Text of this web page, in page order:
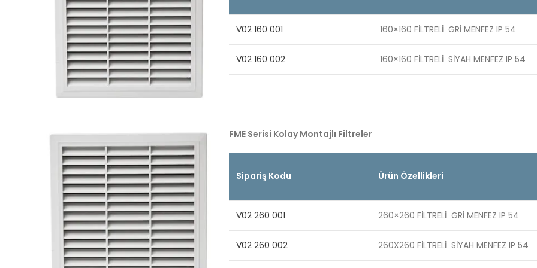
V02 160 001 160×160 FİLTRELİ GRİ MENFEZ IP 54
V02 160 002 160×160 FİLTRELİ SİYAH MENFEZ IP 54
FME Serisi Kolay Montajlı Filtreler
Sipariş Kodu Ürün Özellikleri
V02 260 001 260×260 FİLTRELİ GRİ MENFEZ IP 54
V02 260 002 260X260 FİLTRELİ SİYAH MENFEZ IP 54